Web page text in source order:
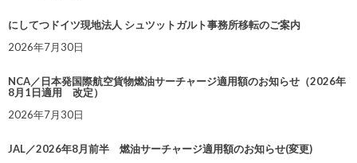
にしてつドイツ現地法人 シュツットガルト事務所移転のご案内
2026年7月30日
NCA／日本発国際航空貨物燃油サーチャージ適用額のお知らせ（2026年
8月1日適用 改定）
2026年7月30日
JAL／2026年8月前半 燃油サーチャージ適用額のお知らせ(変更)